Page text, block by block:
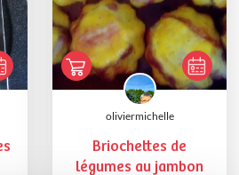
oliviermichelle
Briochettes de
légumes au jambon